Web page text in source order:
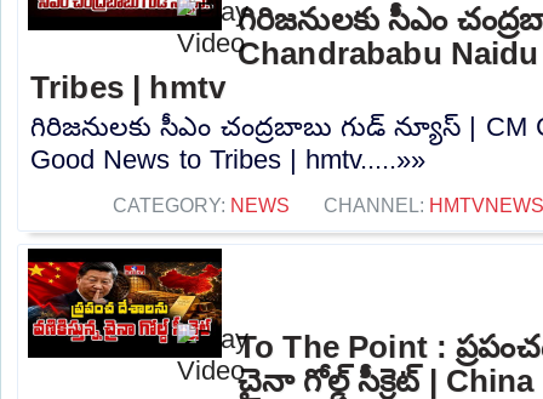
గిరిజనులకు సీఎం
Chandrababu
Tribes | hmtv
గిరిజనులకు సీఎం చంద్రబాబు గుడ్ న్యూస్ | CM
Good News to Tribes | hmtv.....»»
CATEGORY: NEWS CHANNEL: HMTVNEWS
To The Point :
చైనా గోల్డ్ సీక్రెట్ |